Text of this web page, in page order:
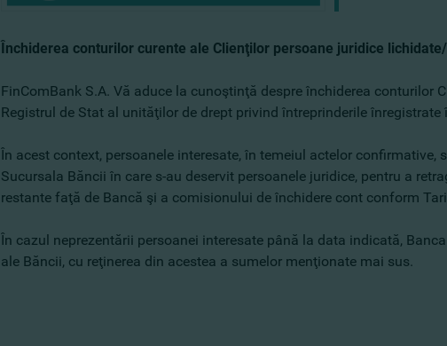
Închiderea conturilor curente ale Clienţilor persoane juridice
FinComBank S.A. Vă aduce la cunoştinţă despre închiderea conturilor
Registrul de Stat al unităţilor de drept privind întreprinderile
În acest context, persoanele interesate, în temeiul actelor confirmative,
Sucursala Băncii în care s-au deservit persoanele juridice, pentru a
restante faţă de Bancă şi a comisionului de închidere cont conform
În cazul neprezentării persoanei interesate până la data indicată,
ale Băncii, cu reţinerea din acestea a sumelor menţionate mai sus.